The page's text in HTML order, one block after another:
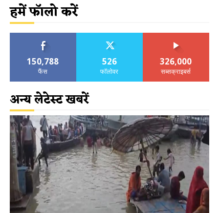
हमें फॉलो करें
150,788
फैंस
526
फॉलोवर
326,000
सब्सक्राइबर्स
अन्य लेटेस्ट खबरें